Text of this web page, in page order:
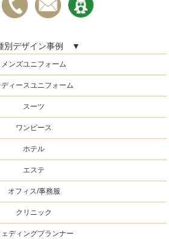
別デザイン事例 ▼
メンズユニフォーム
ディースユニフォーム
スーツ
ワンピース
ホテル
エステ
オフィス/事務服
クリニック
ェディングプランナー